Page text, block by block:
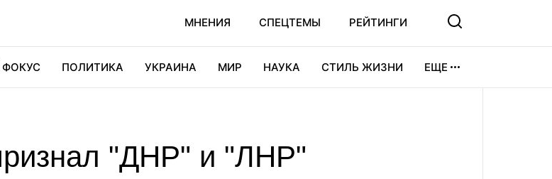
МНЕНИЯ СПЕЦТЕМЫ РЕЙТИНГИ
ПОЛИТИКА УКРАИНА МИР НАУКА СТИЛЬ ЖИЗНИ ЕЩЕ
"ДНР" и "ЛНР"